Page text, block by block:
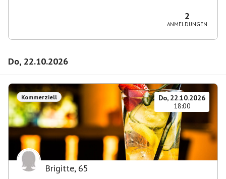
2
ANMELDUNGEN
Do, 22.10.2026
Kommerziell
Do, 22.10.2026
18:00
Brigitte, 65